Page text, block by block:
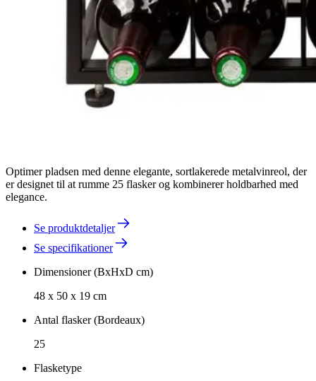
Optimer pladsen med denne elegante, sortlakerede metalvinreol, der
er designet til at rumme 25 flasker og kombinerer holdbarhed med
elegance.
Se produktdetaljer
Se specifikationer
Dimensioner (BxHxD cm)
48 x 50 x 19 cm
Antal flasker (Bordeaux)
25
Flasketype